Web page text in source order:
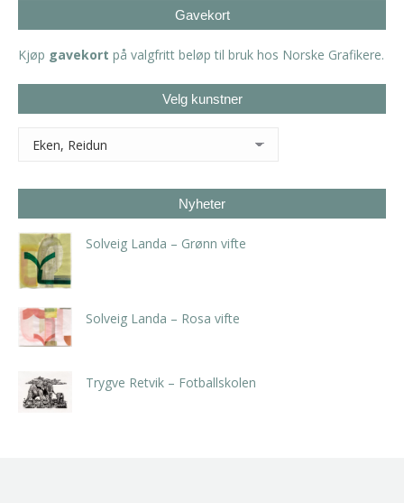
Gavekort
Kjøp gavekort på valgfritt beløp til bruk hos Norske Grafikere.
Velg kunstner
Nyheter
Solveig Landa – Grønn vifte
Solveig Landa – Rosa vifte
Trygve Retvik – Fotballskolen